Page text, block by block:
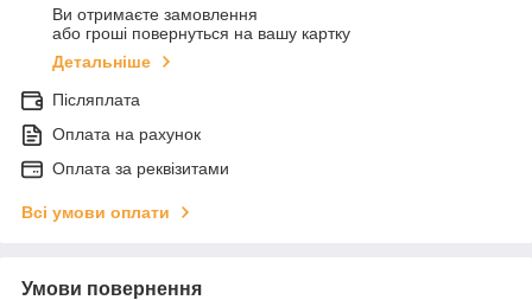
Ви отримаєте замовлення
або гроші повернуться на вашу картку
Детальніше
Післяплата
Оплата на рахунок
Оплата за реквізитами
Всі умови оплати
Умови повернення